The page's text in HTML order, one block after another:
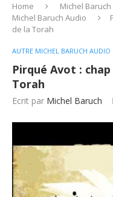
Home Michel Baruch
Michel Baruch Audio
de la Torah
AUTRE MICHEL BARUCH AUDIO
Pirqué Avot :
Torah
Ecrit par Michel Baruch